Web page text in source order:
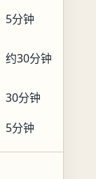
5分钟
约30分钟
30分钟
5分钟